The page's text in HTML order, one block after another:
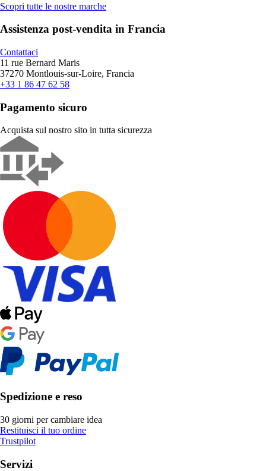
Scopri tutte le nostre marche
Assistenza post-vendita in Francia
Contattaci
11 rue Bernard Maris
37270 Montlouis-sur-Loire, Francia
+33 1 86 47 62 58
Pagamento sicuro
Acquista sul nostro sito in tutta sicurezza
Spedizione e reso
30 giorni per cambiare idea
Restituisci il tuo ordine
Trustpilot
Servizi